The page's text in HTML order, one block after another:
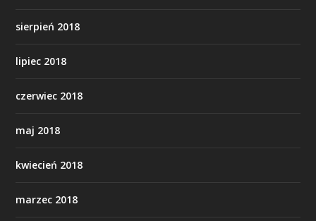
sierpień 2018
lipiec 2018
czerwiec 2018
maj 2018
kwiecień 2018
marzec 2018